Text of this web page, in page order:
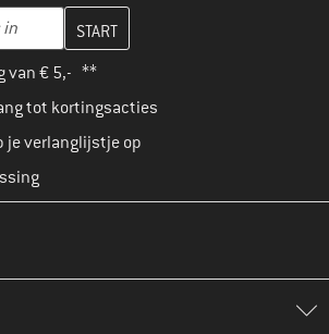
in en maak in de volgende stap je
van € 5,- **
tot kortingsacties
je verlanglijstje op